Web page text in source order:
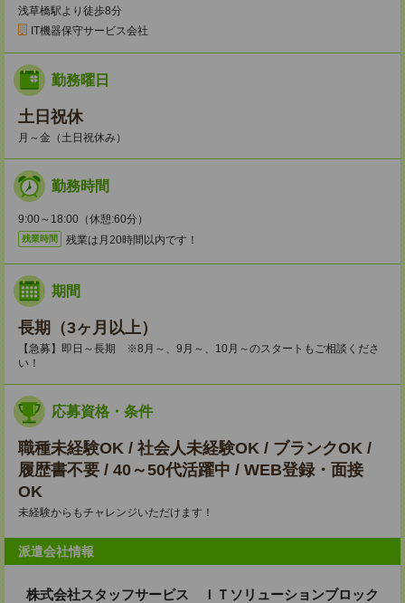
浅草橋駅より徒歩8分
IT機器保守サービス会社
勤務曜日
土日祝休
月～金（土日祝休み）
勤務時間
9:00～18:00（休憩:60分）
残業時間 残業は月20時間以内です！
期間
長期（3ヶ月以上）
【急募】即日～長期 ※8月～、9月～、10月～のスタートもご相談くださ
い！
応募資格・条件
職種未経験OK / 社会人未経験OK / ブランクOK /
履歴書不要 / 40～50代活躍中 / WEB登録・面接
OK
未経験からもチャレンジいただけます！
派遣会社情報
株式会社スタッフサービス ＩＴソリューションブロック